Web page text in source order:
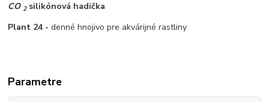
CO 2silikónová hadička
Plant 24 -denné hnojivo pre akvárijné rastliny
Parametre